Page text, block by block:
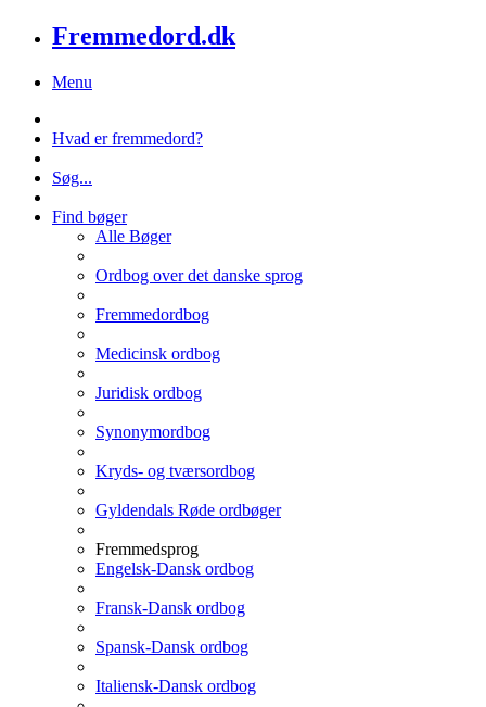
Fremmedord.dk
Menu
Hvad er fremmedord?
Søg...
Find bøger
Alle Bøger
Ordbog over det danske sprog
Fremmedordbog
Medicinsk ordbog
Juridisk ordbog
Synonymordbog
Kryds- og tværsordbog
Gyldendals Røde ordbøger
Fremmedsprog
Engelsk-Dansk ordbog
Fransk-Dansk ordbog
Spansk-Dansk ordbog
Italiensk-Dansk ordbog